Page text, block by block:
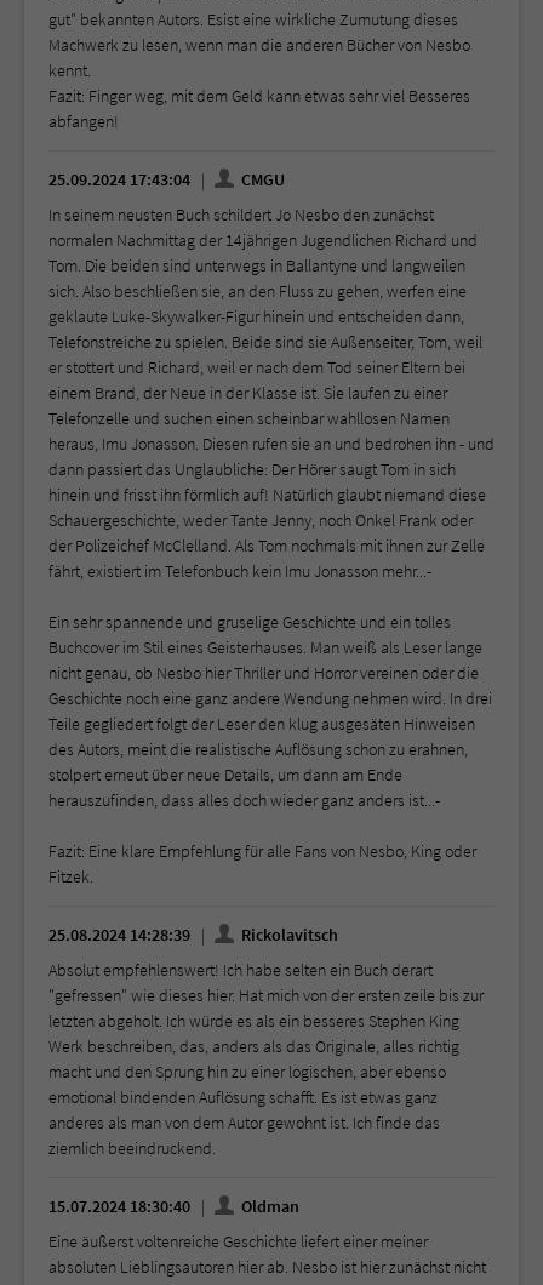
gut" bekannten Autors. Esist eine wirkliche Zumutung dieses
Machwerk zu lesen, wenn man die anderen Bücher von Nesbo
kennt.
Fazit: Finger weg, mit dem Geld kann etwas sehr viel Besseres
abfangen!
25.09.2024 17:43:04
CMGU
In seinem neusten Buch schildert Jo Nesbo den zunächst
normalen Nachmittag der 14jährigen Jugendlichen Richard und
Tom. Die beiden sind unterwegs in Ballantyne und langweilen
sich. Also beschließen sie, an den Fluss zu gehen, werfen eine
geklaute Luke-Skywalker-Figur hinein und entscheiden dann,
Telefonstreiche zu spielen. Beide sind sie Außenseiter, Tom, weil
er stottert und Richard, weil er nach dem Tod seiner Eltern bei
einem Brand, der Neue in der Klasse ist. Sie laufen zu einer
Telefonzelle und suchen einen scheinbar wahllosen Namen
heraus, Imu Jonasson. Diesen rufen sie an und bedrohen ihn - und
dann passiert das Unglaubliche: Der Hörer saugt Tom in sich
hinein und frisst ihn förmlich auf! Natürlich glaubt niemand diese
Schauergeschichte, weder Tante Jenny, noch Onkel Frank oder
der Polizeichef McClelland. Als Tom nochmals mit ihnen zur Zelle
fährt, existiert im Telefonbuch kein Imu Jonasson mehr...-
Ein sehr spannende und gruselige Geschichte und ein tolles
Buchcover im Stil eines Geisterhauses. Man weiß als Leser lange
nicht genau, ob Nesbo hier Thriller und Horror vereinen oder die
Geschichte noch eine ganz andere Wendung nehmen wird. In drei
Teile gegliedert folgt der Leser den klug ausgesäten Hinweisen
des Autors, meint die realistische Auflösung schon zu erahnen,
stolpert erneut über neue Details, um dann am Ende
herauszufinden, dass alles doch wieder ganz anders ist...-
Fazit: Eine klare Empfehlung für alle Fans von Nesbo, King oder
Fitzek.
25.08.2024 14:28:39
Rickolavitsch
Absolut empfehlenswert! Ich habe selten ein Buch derart
"gefressen" wie dieses hier. Hat mich von der ersten zeile bis zur
letzten abgeholt. Ich würde es als ein besseres Stephen King
Werk beschreiben, das, anders als das Originale, alles richtig
macht und den Sprung hin zu einer logischen, aber ebenso
emotional bindenden Auflösung schafft. Es ist etwas ganz
anderes als man von dem Autor gewohnt ist. Ich finde das
ziemlich beeindruckend.
15.07.2024 18:30:40
Oldman
Eine äußerst voltenreiche Geschichte liefert einer meiner
absoluten Lieblingsautoren hier ab. Nesbo ist hier zunächst nicht